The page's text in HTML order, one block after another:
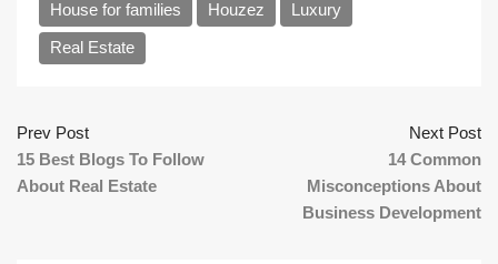
House for families
Houzez
Luxury
Real Estate
Prev Post
15 Best Blogs To Follow
About Real Estate
Next Post
14 Common
Misconceptions About
Business Development